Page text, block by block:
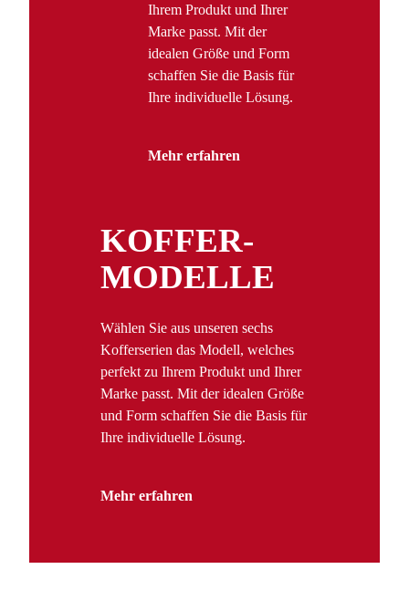
Ihrem Produkt und Ihrer
Marke passt. Mit der
idealen Größe und Form
schaffen Sie die Basis für
Ihre individuelle Lösung.
Mehr erfahren
KOFFER­
MODELLE
Wählen Sie aus unseren sechs
Kofferserien das Modell, welches
perfekt zu Ihrem Produkt und Ihrer
Marke passt. Mit der idealen Größe
und Form schaffen Sie die Basis für
Ihre individuelle Lösung.
Mehr erfahren